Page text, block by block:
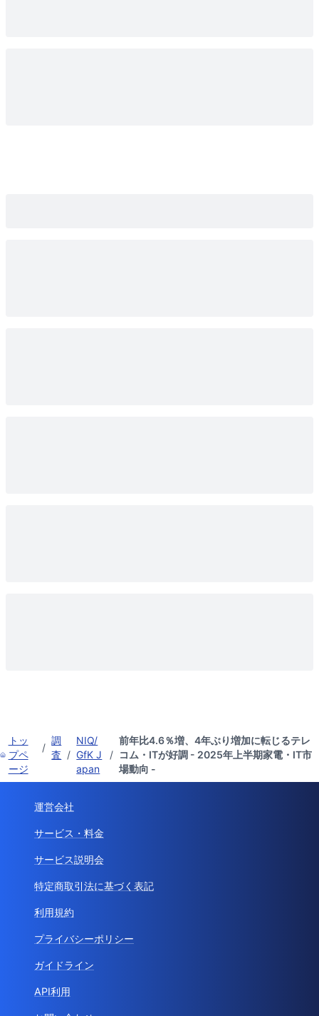
トッ
プペ
ージ
/
調
査 /
NIQ/
GfK J
apan
/
前年比4.6％増、4年ぶり増加に転じるテレ
コム・ITが好調 - 2025年上半期家電・IT市
場動向 -
運営会社
サービス・料金
サービス説明会
特定商取引法に基づく表記
利用規約
プライバシーポリシー
ガイドライン
API利用